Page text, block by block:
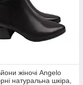
жіночі Angelo
натуральна шкіра,